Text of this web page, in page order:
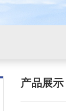
产品展示